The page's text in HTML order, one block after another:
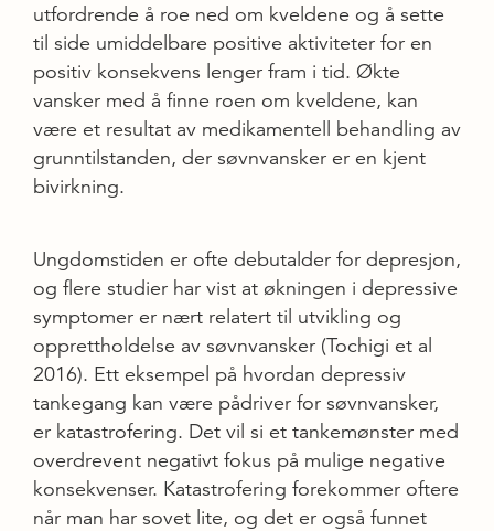
utfordrende å roe ned om kveldene og å sette
til side umiddelbare positive aktiviteter for en
positiv konsekvens lenger fram i tid. Økte
vansker med å finne roen om kveldene, kan
være et resultat av medikamentell behandling av
grunntilstanden, der søvnvansker er en kjent
bivirkning.
Ungdomstiden er ofte debutalder for depresjon,
og flere studier har vist at økningen i depressive
symptomer er nært relatert til utvikling og
opprettholdelse av søvnvansker (Tochigi et al
2016). Ett eksempel på hvordan depressiv
tankegang kan være pådriver for søvnvansker,
er katastrofering. Det vil si et tankemønster med
overdrevent negativt fokus på mulige negative
konsekvenser. Katastrofering forekommer oftere
når man har sovet lite, og det er også funnet